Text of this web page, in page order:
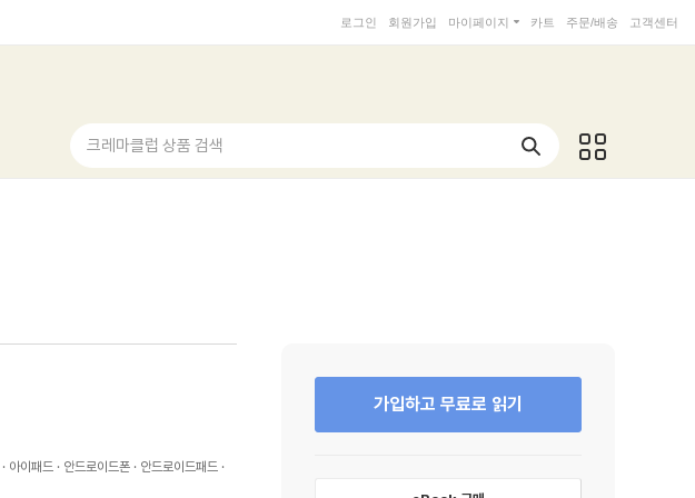
로그인 회원가입 마이페이지 카트 주문/배송 고객센터
크레마클럽 상품 검색
아이패드 안드로이드폰
안드로이드패드
가입하고 무료로 읽기